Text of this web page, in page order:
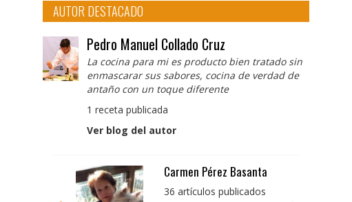
AUTOR DESTACADO
Pedro Manuel Collado Cruz
La cocina para mi es producto bien tratado sin
enmascarar sus sabores, cocina de verdad de
antaño con un toque diferente
1 receta publicada
Ver blog del autor
Pedro Manuel Collado
Cruz